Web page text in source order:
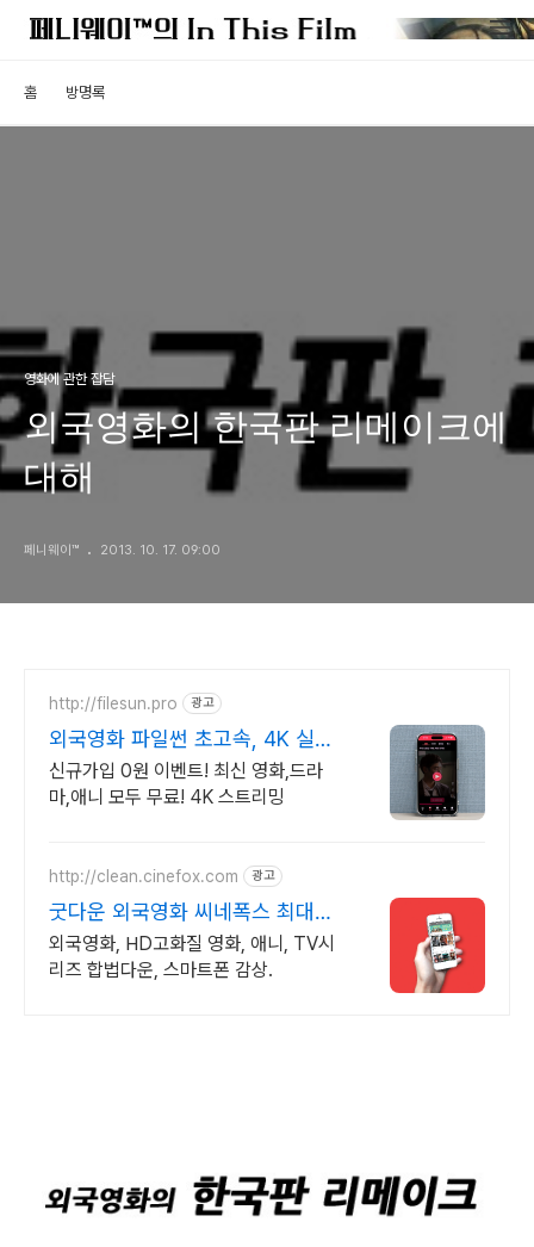
홈 방명록
영화에 관한 잡담
외국영화의 한국판 리메이크에
대해
페니웨이™ 2013. 10. 17. 09:00
http://filesun.pro 광고
외국영화 파일썬 초고속, 4K 실시
간 보기!
신규가입 0원 이벤트! 최신 영화,드라
마,애니 모두 무료! 4K 스트리밍
http://clean.cinefox.com 광고
굿다운 외국영화 씨네폭스 최대3
만원+10%추가적립
외국영화, HD고화질 영화, 애니, TV시
리즈 합법다운, 스마트폰 감상.